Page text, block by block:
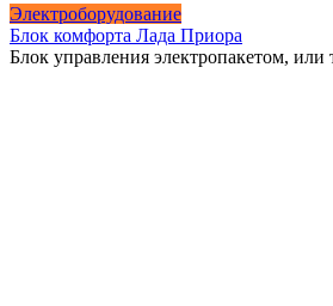
Электроборудование
Блок комфорта Лада Приора
Блок управления электропакетом, или